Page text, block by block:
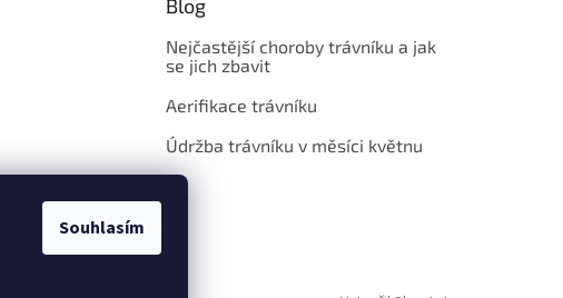
Souhlasím
Blog
Nejčastější choroby trávníku a jak
se jich zbavit
Aerifikace trávníku
Údržba trávníku v měsíci květnu